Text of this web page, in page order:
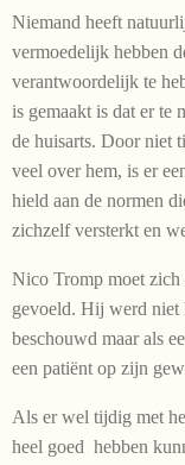
Niemand heeft
vermoedelijk hebben
verantwoordelijk te
is gemaakt is dat er te
de huisarts. Door niet
veel over hem, is er
hield aan de normen
zichzelf versterkt en
Nico Tromp moet zich
gevoeld. Hij werd niet
beschouwd maar als
een patiënt op zijn
Als er wel tijdig met
heel goed hebben